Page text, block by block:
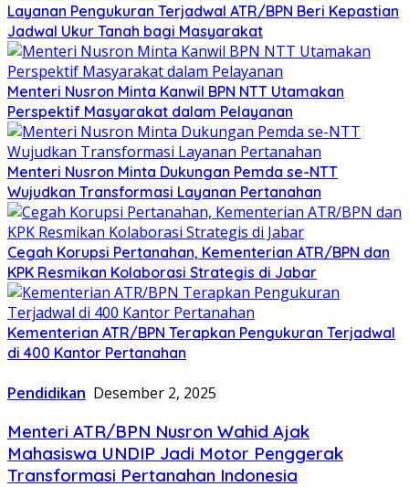
Layanan Pengukuran Terjadwal ATR/BPN Beri Kepastian
Jadwal Ukur Tanah bagi Masyarakat
Menteri Nusron Minta Kanwil BPN NTT Utamakan
Perspektif Masyarakat dalam Pelayanan
Menteri Nusron Minta Dukungan Pemda se-NTT
Wujudkan Transformasi Layanan Pertanahan
Cegah Korupsi Pertanahan, Kementerian ATR/BPN dan
KPK Resmikan Kolaborasi Strategis di Jabar
Kementerian ATR/BPN Terapkan Pengukuran Terjadwal
di 400 Kantor Pertanahan
Pendidikan Desember 2, 2025
Menteri ATR/BPN Nusron Wahid Ajak
Mahasiswa UNDIP Jadi Motor Penggerak
Transformasi Pertanahan Indonesia